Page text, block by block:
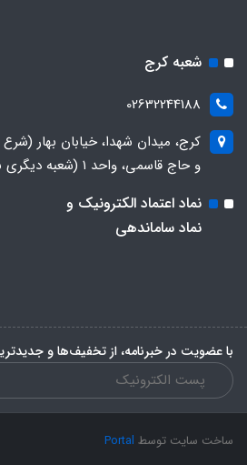
شعبه کرج
02632244188
کرج، میدان شهدا، خیابان بهار
و حاج قاسمی، واحد ۱ (شعبه دیگری نداریم)
نماد اعتماد الکترونیک و
نماد ساماندهی
با عضویت در خبرنامه، از تخفیف‌ها و
ساخت سایت توسط Portal